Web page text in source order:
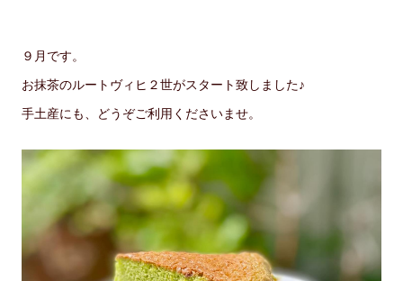
９月です。
お抹茶のルートヴィヒ２世がスタート致しました♪
手土産にも、どうぞご利用くださいませ。